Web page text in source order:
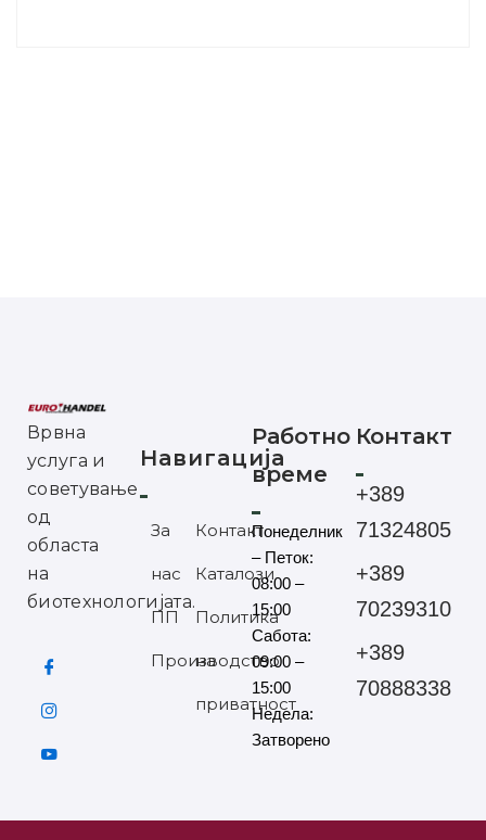
Врвна
услуга и
советување
од
областа
на
биотехнологијата.
Навигација
За
нас
ПП
Производство
Контакт
Каталози
Политика
на
приватност
Работно
време
Понеделник
– Петок:
08:00 –
15:00
Сабота:
09:00 –
15:00
Недела:
Затворено
Контакт
+389
71324805
+389
70239310
+389
70888338